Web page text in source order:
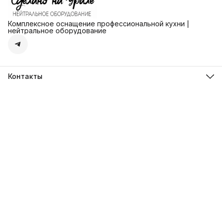
Комплексное оснащение профессиональной кухни |
нейтральное оборудование
Контакты